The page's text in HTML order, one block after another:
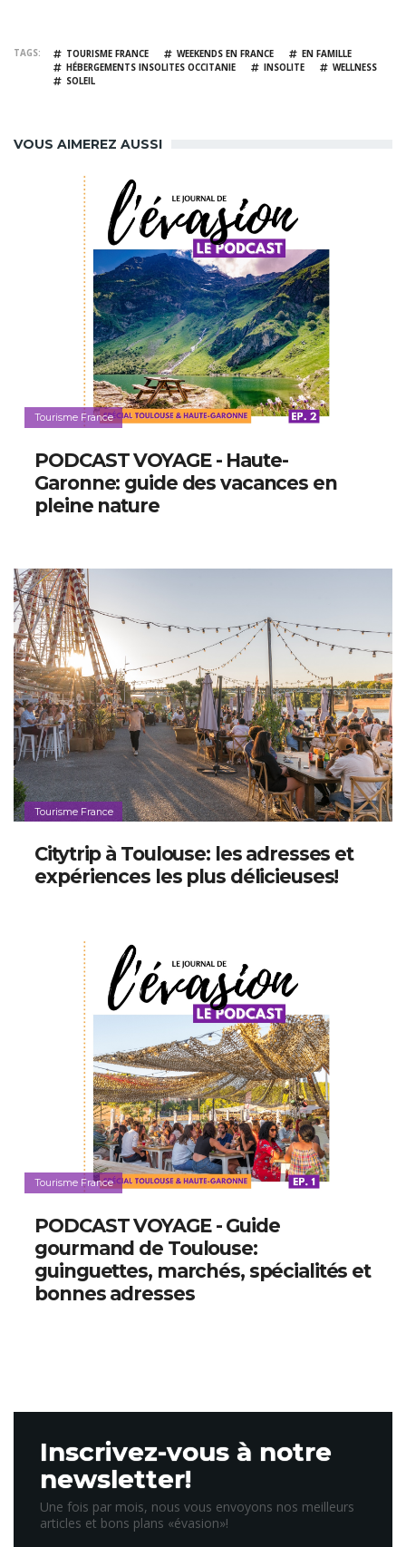
TAGS TOURISME FRANCE WEEKENDS EN FRANCE
EN FAMILLE
HÉBERGEMENTS INSOLITES OCCITANIE
INSOLITE
WELLNESS
SOLEIL
VOUS AIMEREZ AUSSI
Tourisme France
PODCAST VOYAGE - Haute-
Garonne: guide des vacances en
pleine nature
Tourisme France
Citytrip à Toulouse: les adresses et
expériences les plus délicieuses!
Tourisme France
PODCAST VOYAGE - Guide
gourmand de Toulouse:
guinguettes, marchés, spécialités et
bonnes adresses
Inscrivez-vous à notre
newsletter!
Une fois par mois, nous vous envoyons nos meilleurs
articles et bons plans «évasion»!